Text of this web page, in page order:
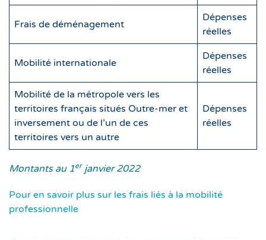
Frais de déménagement
Dépenses
réelles
Mobilité internationale
Dépenses
réelles
Mobilité de la métropole vers les
territoires français situés Outre-mer et
inversement ou de l’un de ces
territoires vers un autre
Dépenses
réelles
Montants au 1erjanvier 2022
Pour en savoir plus sur les frais liés à la mobilité
professionnelle